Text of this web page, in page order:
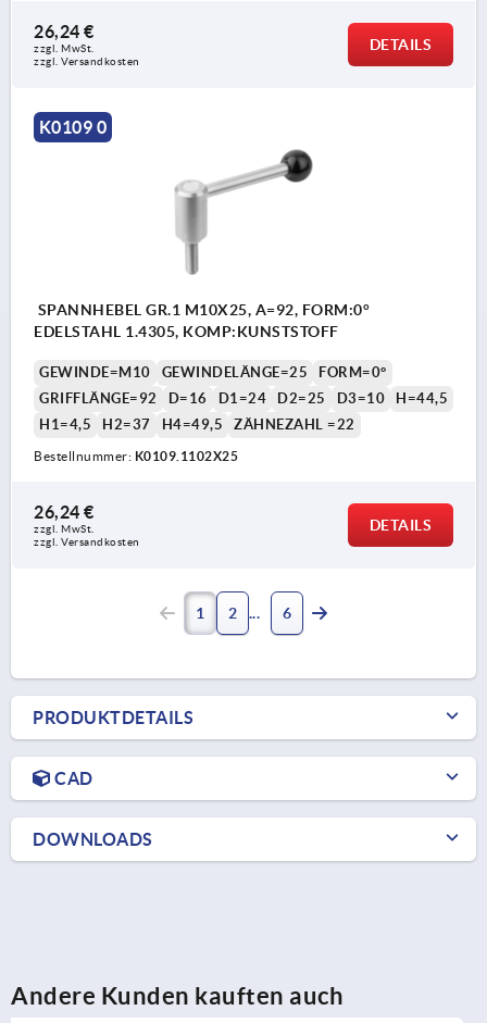
26,24 €
zzgl. MwSt.
zzgl. Versandkosten
DETAILS
K0109 0
SPANNHEBEL GR.1 M10X25, A=92, FORM:0°
EDELSTAHL 1.4305, KOMP:KUNSTSTOFF
GEWINDE=M10 GEWINDELÄNGE=25
FORM=0°
GRIFFLÄNGE=92
D=16 D1=24 D2=25 D3=10
H=44,5
H1=4,5
H2=37 H4=49,5 ZÄHNEZAHL =22
Bestellnummer: K0109.1102X25
26,24 €
zzgl. MwSt.
zzgl. Versandkosten
DETAILS
1 2 6
PRODUKTDETAILS
CAD
DOWNLOADS
Andere Kunden kauften auch